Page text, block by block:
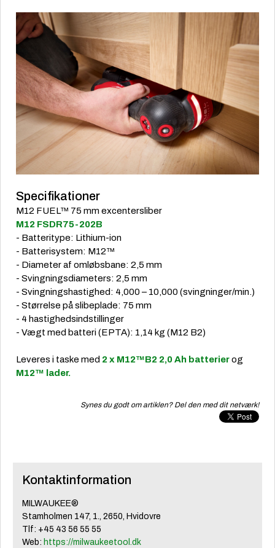
Specifikationer
M12 FUEL™ 75 mm excentersliber
M12 FSDR75-202B
- Batteritype: Lithium-ion
- Batterisystem: M12™
- Diameter af omløbsbane: 2,5 mm
- Svingningsdiameters: 2,5 mm
- Svingningshastighed: 4,000 – 10,000 (svingninger/min.)
- Størrelse på slibeplade: 75 mm
- 4 hastighedsindstillinger
- Vægt med batteri (EPTA): 1,14 kg (M12 B2)
Leveres i taske med 2 x M12™B2 2,0 Ah batterierog
M12™ lader.
Synes du godt om artiklen? Del den med dit netværk!
Kontaktinformation
MILWAUKEE®
Stamholmen 147, 1., 2650, Hvidovre
Tlf: +45 43 56 55 55
Web: https://milwaukeetool.dk